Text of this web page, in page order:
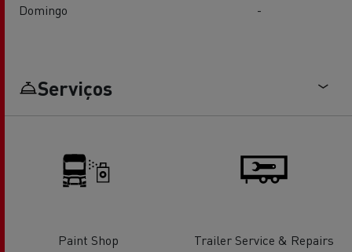
Domingo
-
Serviços
Paint Shop Trailer Service & Repairs